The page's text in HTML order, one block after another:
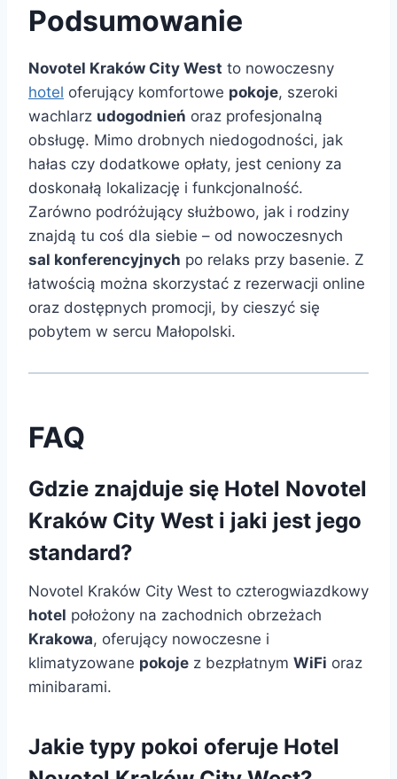
Podsumowanie
Novotel Kraków City West to nowoczesny
hotel oferujący komfortowe pokoje, szeroki
wachlarz udogodnień oraz profesjonalną
obsługę. Mimo drobnych niedogodności, jak
hałas czy dodatkowe opłaty, jest ceniony za
doskonałą lokalizację i funkcjonalność.
Zarówno podróżujący służbowo, jak i rodziny
znajdą tu coś dla siebie – od nowoczesnych
sal konferencyjnych po relaks przy basenie. Z
łatwością można skorzystać z rezerwacji online
oraz dostępnych promocji, by cieszyć się
pobytem w sercu Małopolski.
FAQ
Gdzie znajduje się Hotel Novotel
Kraków City West i jaki jest jego
standard?
Novotel Kraków City West to czterogwiazdkowy
hotel położony na zachodnich obrzeżach
Krakowa, oferujący nowoczesne i
klimatyzowane pokoje z bezpłatnym WiFi oraz
minibarami.
Jakie typy pokoi oferuje Hotel